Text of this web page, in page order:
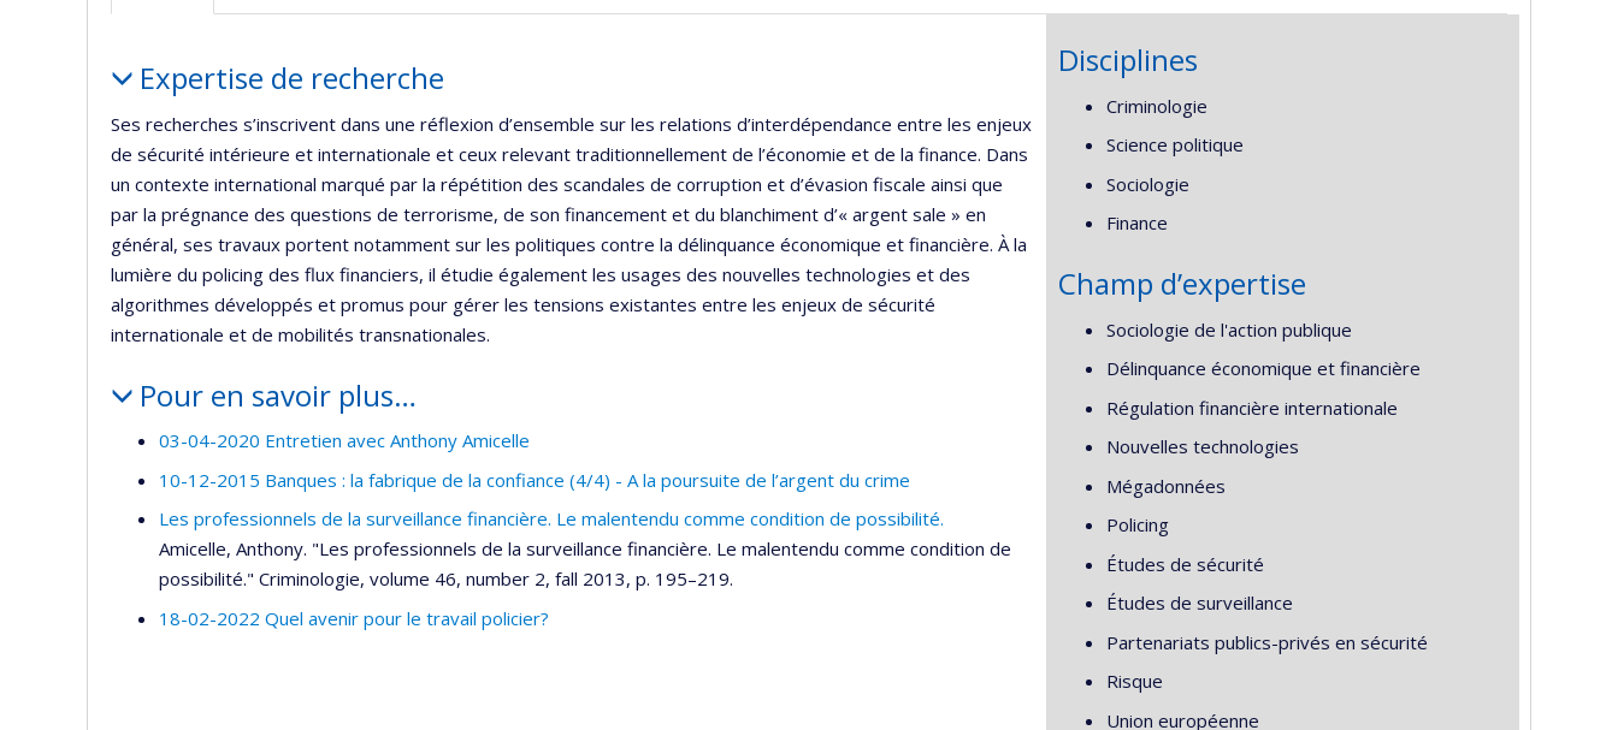
Expertise de recherche
Ses recherches s’inscrivent dans une réflexion d’ensemble sur les relations d’interdépendance entre les enjeux
de sécurité intérieure et internationale et ceux relevant traditionnellement de l’économie et de la finance. Dans
un contexte international marqué par la répétition des scandales de corruption et d’évasion fiscale ainsi que
par la prégnance des questions de terrorisme, de son financement et du blanchiment d’« argent sale » en
général, ses travaux portent notamment sur les politiques contre la délinquance économique et financière. À la
lumière du policing des flux financiers, il étudie également les usages des nouvelles technologies et des
algorithmes développés et promus pour gérer les tensions existantes entre les enjeux de sécurité
internationale et de mobilités transnationales.
Pour en savoir plus…
03-04-2020 Entretien avec Anthony Amicelle
10-12-2015 Banques : la fabrique de la confiance (4/4) - A la poursuite de l’argent du crime
Les professionnels de la surveillance financière. Le malentendu comme condition de possibilité.
Amicelle, Anthony. "Les professionnels de la surveillance financière. Le malentendu comme condition de
possibilité." Criminologie, volume 46, number 2, fall 2013, p. 195–219.
18-02-2022 Quel avenir pour le travail policier?
Disciplines
Criminologie
Science politique
Sociologie
Finance
Champ d’expertise
Sociologie de l'action publique
Délinquance économique et financière
Régulation financière internationale
Nouvelles technologies
Mégadonnées
Policing
Études de sécurité
Études de surveillance
Partenariats publics-privés en sécurité
Risque
Union européenne